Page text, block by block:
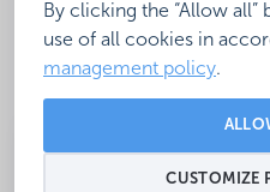
By clicking the “Allow
use of all cookies in
management policy.
CUSTOMIZE
show on map